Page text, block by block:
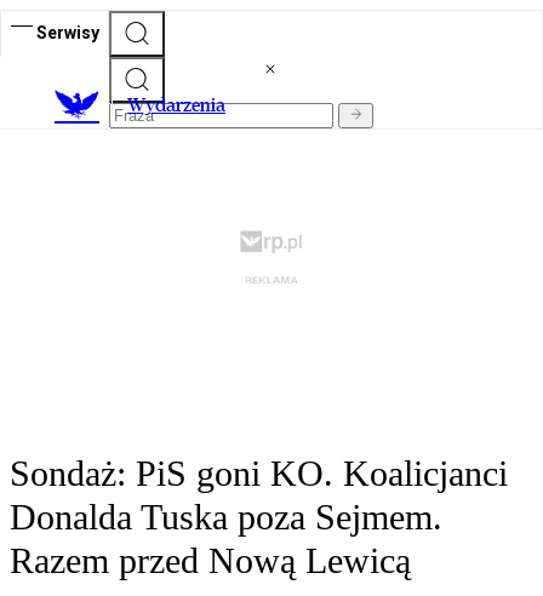
Serwisy
Wydarzenia
Sondaż: PiS goni KO. Koalicjanci
Donalda Tuska poza Sejmem.
Razem przed Nową Lewicą